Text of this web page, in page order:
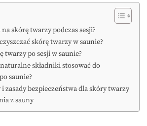
na skórę twarzy podczas sesji?
skórę twarzy w saunie?
twarzy po sesji w saunie?
składniki stosować do
saunie?
i zasady bezpieczeństwa dla skóry twarzy
z sauny